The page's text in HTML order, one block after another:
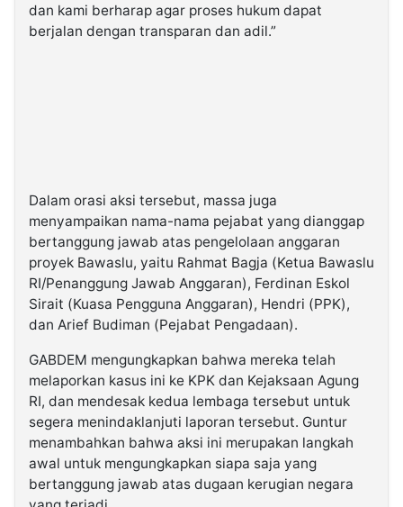
dan kami berharap agar proses hukum dapat
berjalan dengan transparan dan adil.”
Dalam orasi aksi tersebut, massa juga
menyampaikan nama-nama pejabat yang dianggap
bertanggung jawab atas pengelolaan anggaran
proyek Bawaslu, yaitu Rahmat Bagja (Ketua Bawaslu
RI/Penanggung Jawab Anggaran), Ferdinan Eskol
Sirait (Kuasa Pengguna Anggaran), Hendri (PPK),
dan Arief Budiman (Pejabat Pengadaan).
GABDEM mengungkapkan bahwa mereka telah
melaporkan kasus ini ke KPK dan Kejaksaan Agung
RI, dan mendesak kedua lembaga tersebut untuk
segera menindaklanjuti laporan tersebut. Guntur
menambahkan bahwa aksi ini merupakan langkah
awal untuk mengungkapkan siapa saja yang
bertanggung jawab atas dugaan kerugian negara